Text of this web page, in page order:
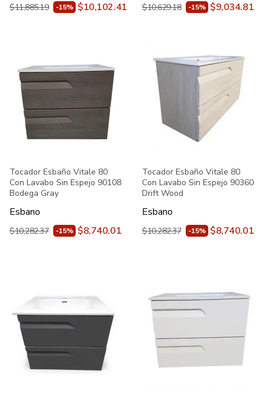
$11,885.19 -15% $10,102.41 $10,629.18 -15% $9,034.81
Tocador Esbaño Vitale 80
Con Lavabo Sin Espejo 90108
Bodega Gray
Esbano
$10,282.37 -15% $8,740.01
Tocador Esbaño Vitale 80
Con Lavabo Sin Espejo 90360
Drift Wood
Esbano
$10,282.37 -15% $8,740.01